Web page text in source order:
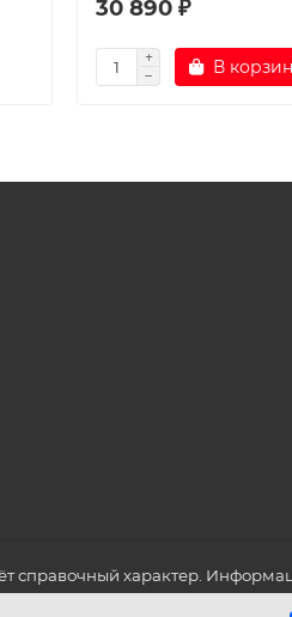
30 890 ₽
В
справочный характер.
для вас важных